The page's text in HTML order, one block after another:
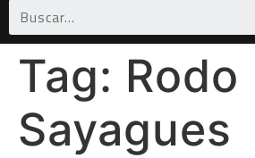
Tag: Rodo
Sayagues